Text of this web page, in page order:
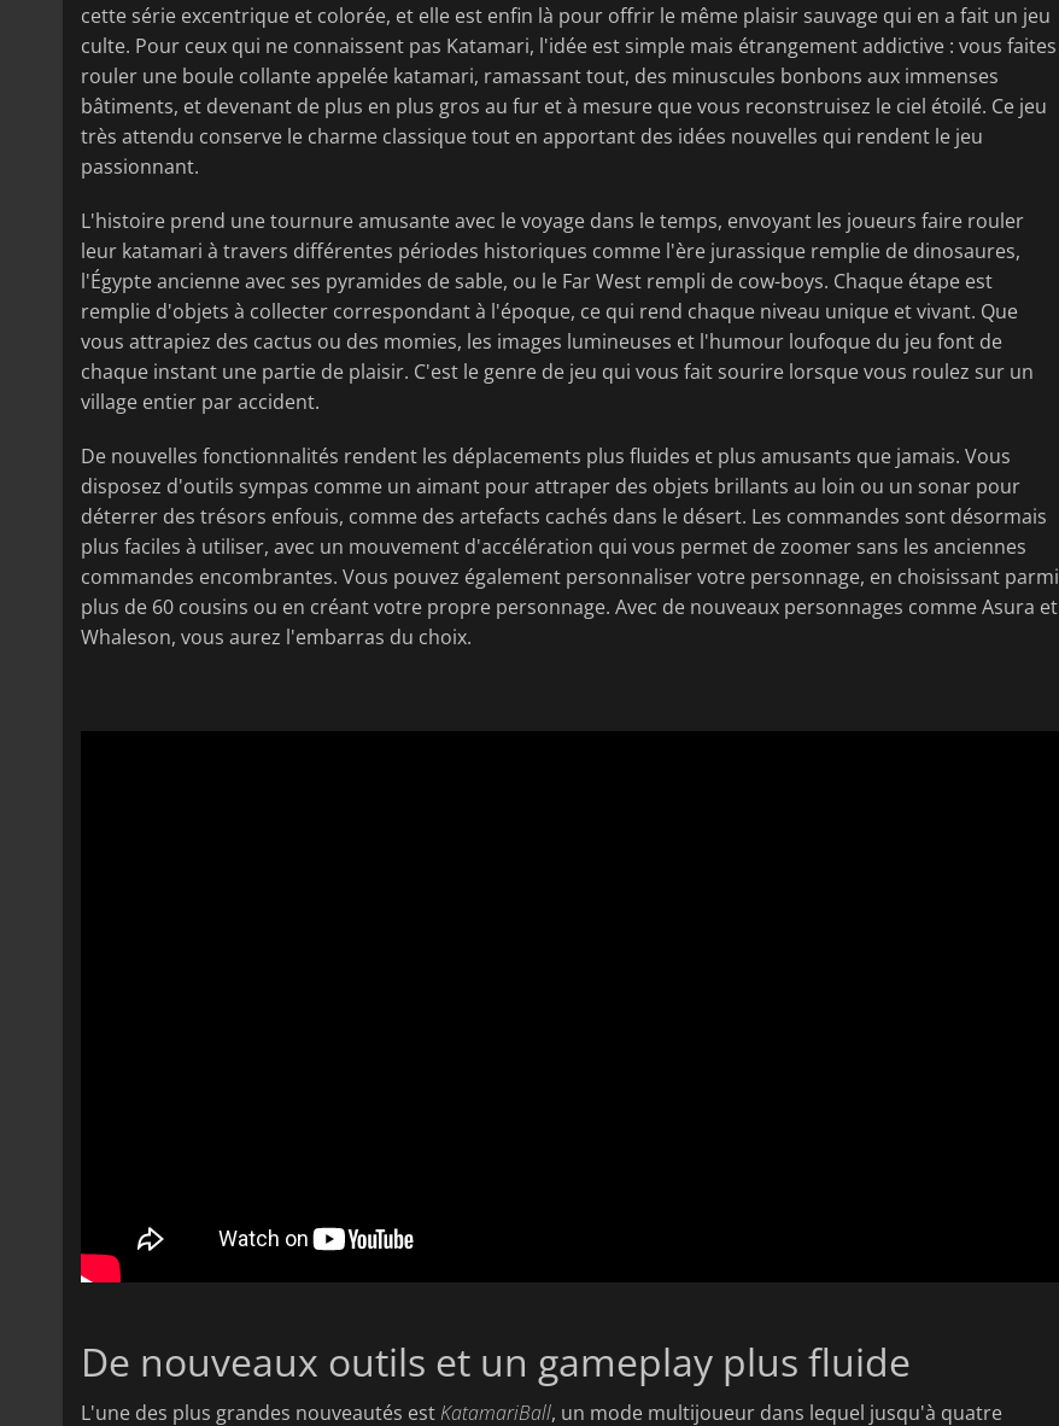
cette série excentrique et colorée, et elle est enfin là pour offrir le même plaisir sauvage qui en a fait un jeu
culte. Pour ceux qui ne connaissent pas Katamari, l'idée est simple mais étrangement addictive : vous faites
rouler une boule collante appelée katamari, ramassant tout, des minuscules bonbons aux immenses
bâtiments, et devenant de plus en plus gros au fur et à mesure que vous reconstruisez le ciel étoilé. Ce jeu
très attendu conserve le charme classique tout en apportant des idées nouvelles qui rendent le jeu
passionnant.
L'histoire prend une tournure amusante avec le voyage dans le temps, envoyant les joueurs faire rouler
leur katamari à travers différentes périodes historiques comme l'ère jurassique remplie de dinosaures,
l'Égypte ancienne avec ses pyramides de sable, ou le Far West rempli de cow-boys. Chaque étape est
remplie d'objets à collecter correspondant à l'époque, ce qui rend chaque niveau unique et vivant. Que
vous attrapiez des cactus ou des momies, les images lumineuses et l'humour loufoque du jeu font de
chaque instant une partie de plaisir. C'est le genre de jeu qui vous fait sourire lorsque vous roulez sur un
village entier par accident.
De nouvelles fonctionnalités rendent les déplacements plus fluides et plus amusants que jamais. Vous
disposez d'outils sympas comme un aimant pour attraper des objets brillants au loin ou un sonar pour
déterrer des trésors enfouis, comme des artefacts cachés dans le désert. Les commandes sont désormais
plus faciles à utiliser, avec un mouvement d'accélération qui vous permet de zoomer sans les anciennes
commandes encombrantes. Vous pouvez également personnaliser votre personnage, en choisissant parmi
plus de 60 cousins ou en créant votre propre personnage. Avec de nouveaux personnages comme Asura et
Whaleson, vous aurez l'embarras du choix.
De nouveaux outils et un gameplay plus fluide
L'une des plus grandes nouveautés estKatamariBall, un mode multijoueur dans lequel jusqu'à quatre